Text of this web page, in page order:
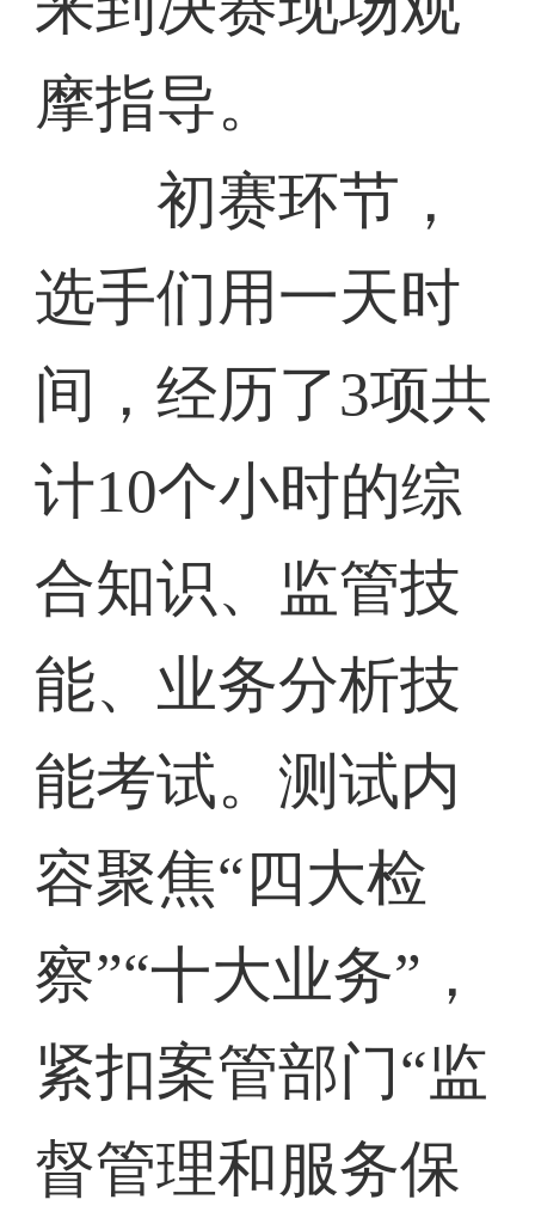
摩指导。
初赛环节，
选手们用一天时
间，经历了3项共
计10个小时的综
合知识、监管技
能、业务分析技
能考试。测试内
容聚焦“四大检
察”“十大业务”，
紧扣案管部门“监
督管理和服务保